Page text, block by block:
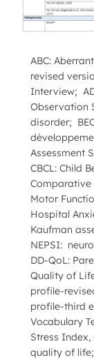
ABC:
revised
Interview;
Observation
disorder;
Assessment
CBCL: Child
Comparative
Motor
Hospital
Kaufman
NEPSI:
DD-QoL:
Quality of
profile-
profile-third
Vocabulary
Stress
quality of life;